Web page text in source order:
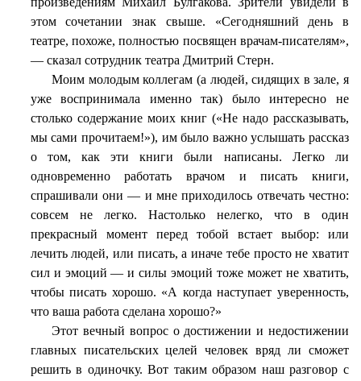
этом сочетании знак свыше. «Сегодняшний день в
театре, похоже, полностью посвящен врачам-писателям»,
— сказал сотрудник театра Дмитрий Стерн.
Моим молодым коллегам (а людей, сидящих в зале, я
уже воспринимала именно так) было интересно не
столько содержание моих книг («Не надо рассказывать,
мы сами прочитаем!»), им было важно услышать рассказ
о том, как эти книги были написаны. Легко ли
одновременно работать врачом и писать книги,
спрашивали они — и мне приходилось отвечать честно:
совсем не легко. Настолько нелегко, что в один
прекрасный момент перед тобой встает выбор: или
лечить людей, или писать, а иначе тебе просто не хватит
сил и эмоций — и силы эмоций тоже может не хватить,
чтобы писать хорошо. «А когда наступает уверенность,
что ваша работа сделана хорошо?»
Этот вечный вопрос о достижении и недостижении
главных писательских целей человек вряд ли сможет
решить в одиночку. Вот таким образом наш разговор с